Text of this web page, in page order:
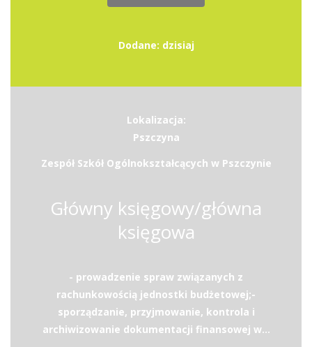
Dodane: dzisiaj
Lokalizacja:
Pszczyna
Zespół Szkół Ogólnokształcących w Pszczynie
Główny księgowy/główna
księgowa
- prowadzenie spraw związanych z
rachunkowością jednostki budżetowej;-
sporządzanie, przyjmowanie, kontrola i
archiwizowanie dokumentacji finansowej w...